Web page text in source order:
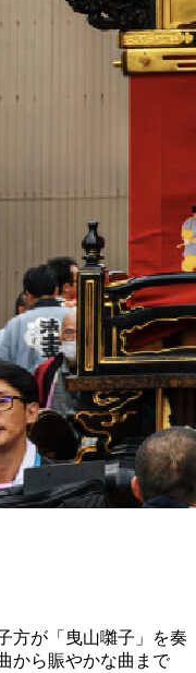
方が「曳山囃子」を奏
から賑やかな曲まで